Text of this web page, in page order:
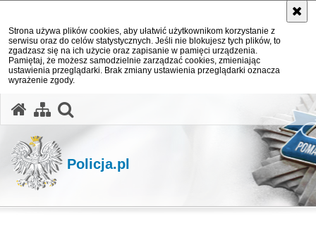
Strona używa plików cookies, aby ułatwić użytkownikom korzystanie z
serwisu oraz do celów statystycznych. Jeśli nie blokujesz tych plików, to
zgadzasz się na ich użycie oraz zapisanie w pamięci urządzenia.
Pamiętaj, że możesz samodzielnie zarządzać cookies, zmieniając
ustawienia przeglądarki. Brak zmiany ustawienia przeglądarki oznacza
wyrażenie zgody.
Policja.pl